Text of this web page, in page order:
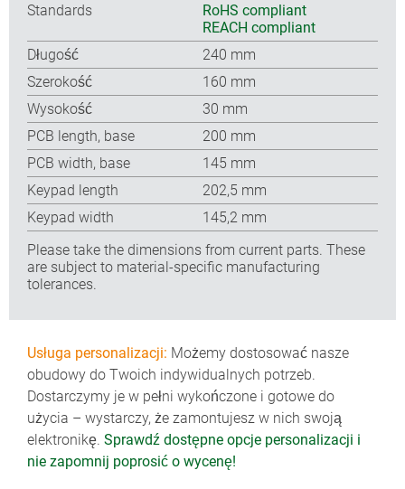
Standards
RoHS compliant
REACH compliant
Długość
240 mm
Szerokość
160 mm
Wysokość
30 mm
PCB length, base
200 mm
PCB width, base
145 mm
Keypad length
202,5 mm
Keypad width
145,2 mm
Please take the dimensions from current parts. These
are subject to material-specific manufacturing
tolerances.
Usługa personalizacji: Możemy dostosować nasze
obudowy do Twoich indywidualnych potrzeb.
Dostarczymy je w pełni wykończone i gotowe do
użycia – wystarczy, że zamontujesz w nich swoją
elektronikę. Sprawdź dostępne opcje personalizacji i
nie zapomnij poprosić o wycenę!